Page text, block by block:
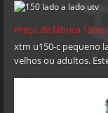
and easy central
capability.
Preço de fábrica
xtm u150-c pequeno
velhos ou adultos.